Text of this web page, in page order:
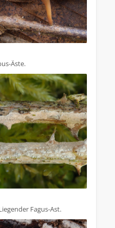
Äste.
Fagus-Ast.